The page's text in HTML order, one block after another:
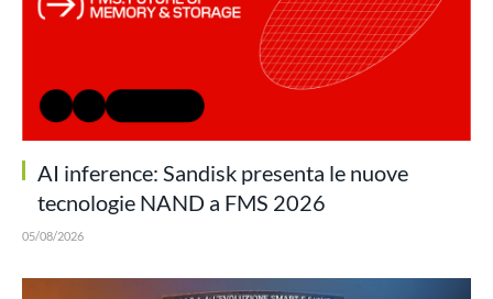
AI inference: Sandisk presenta le nuove
tecnologie NAND a FMS 2026
05/08/2026